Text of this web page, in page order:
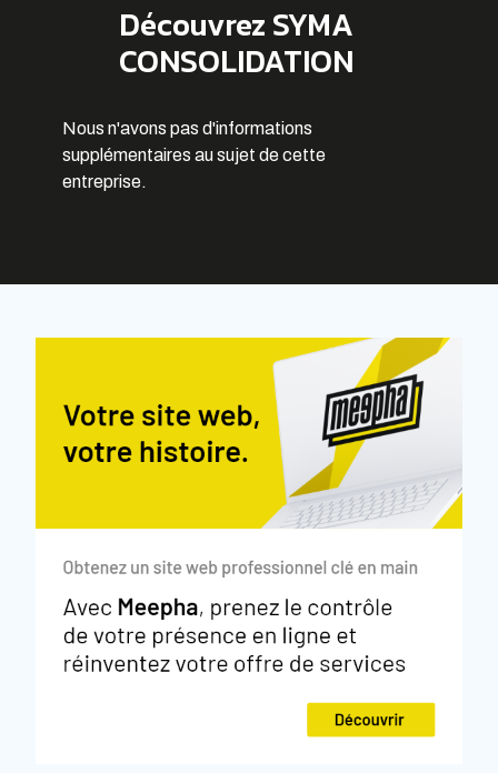
Découvrez SYMA
CONSOLIDATION
Nous n'avons pas d'informations
supplémentaires au sujet de cette
entreprise.